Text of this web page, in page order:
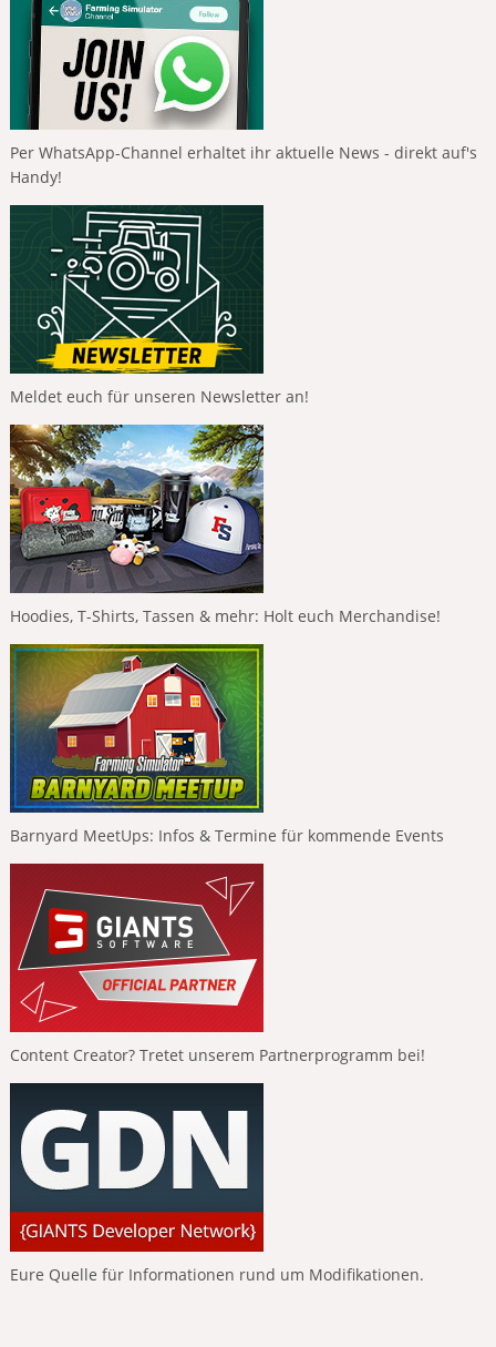
Per WhatsApp-Channel erhaltet ihr aktuelle News - direkt auf's
Handy!
Meldet euch für unseren Newsletter an!
Hoodies, T-Shirts, Tassen & mehr: Holt euch Merchandise!
Barnyard MeetUps: Infos & Termine für kommende Events
Content Creator? Tretet unserem Partnerprogramm bei!
Eure Quelle für Informationen rund um Modifikationen.